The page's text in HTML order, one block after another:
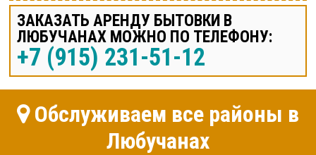
ЗАКАЗАТЬ АРЕНДУ БЫТОВКИ В
ЛЮБУЧАНАХ МОЖНО ПО ТЕЛЕФОНУ:
+7 (915) 231-51-12
Обслуживаем все районы в
Любучанах